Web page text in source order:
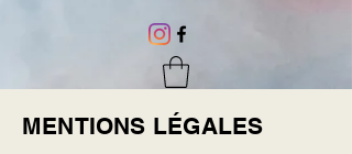
MENTIONS LÉGALES